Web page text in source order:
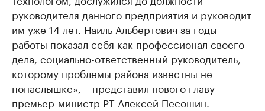
руководителя данного предприятия и руководит
им уже 14 лет. Наиль Альбертович за годы
работы показал себя как профессионал своего
дела, социально-ответственный руководитель,
которому проблемы района известны не
понаслышке», – представил нового главу
премьер-министр РТ Алексей Песошин.